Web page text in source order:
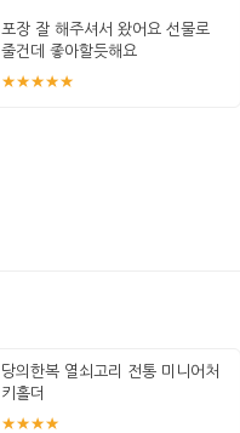
포장 잘 해주셔서 왔어요 선물로
줄건데 좋아할듯해요
★★★★★
당의한복 열쇠고리 전통 미니어처
키홀더
★★★★